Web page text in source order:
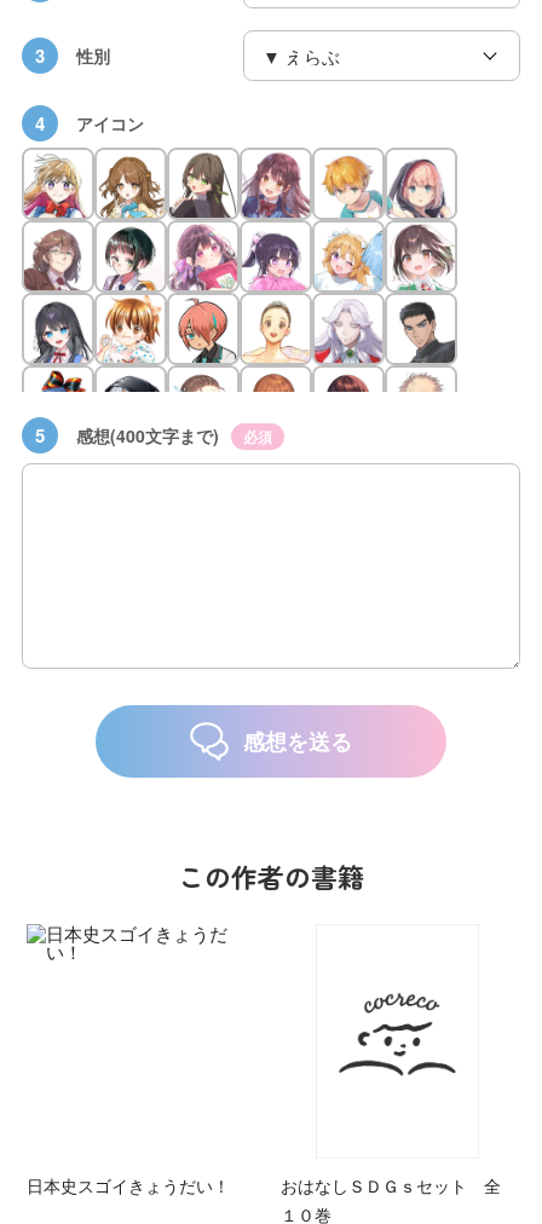
3 性別
4 アイコン
5 感想(400文字まで) 必須
感想を送る
この作者の書籍
日本史スゴイきょうだい！
おはなしＳＤＧｓセット 全
１０巻